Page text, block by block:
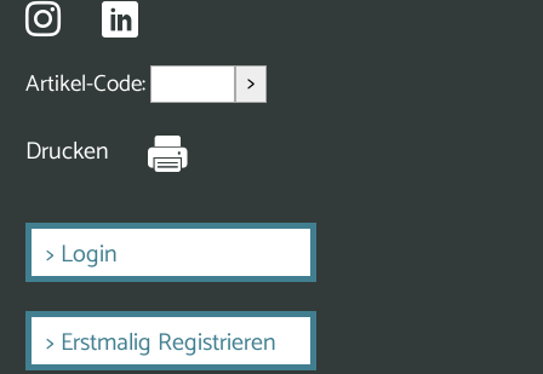
Artikel-Code: >
Drucken
> Login
> Erstmalig Registrieren